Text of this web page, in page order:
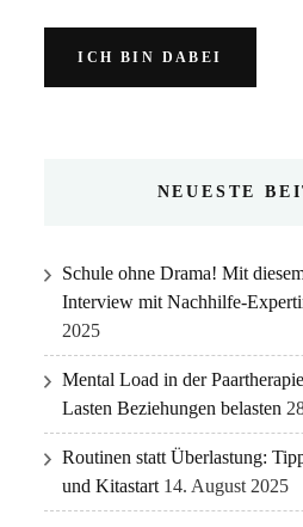
NEUESTE
Schule ohne Drama! Mit
Interview mit Nachhilfe-
2025
Mental Load in der
Lasten Beziehungen belasten
Routinen statt Überlastung:
und Kitastart 14. August 2025